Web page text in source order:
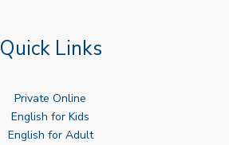
Quick Links
Private Online
English for Kids
English for Adult